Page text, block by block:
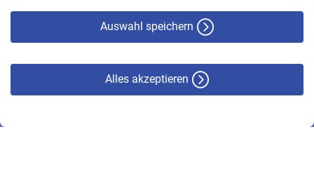
Auswahl speichern
Alles akzeptieren
© VBL 2026